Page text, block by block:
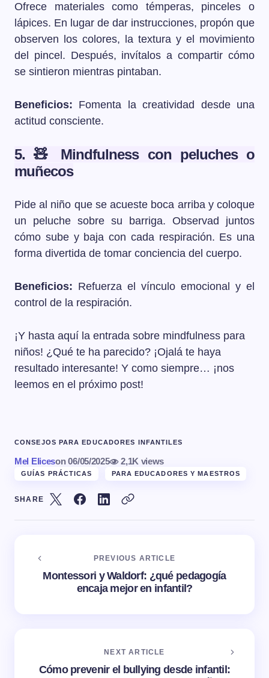
Ofrece materiales como témperas, pinceles o
lápices. En lugar de dar instrucciones, propón que
observen los colores, la textura y el movimiento
del pincel. Después, invítalos a compartir cómo
se sintieron mientras pintaban.
Beneficios: Fomenta la creatividad desde una
actitud consciente.
5. 🧸 Mindfulness con peluches o
muñecos
Pide al niño que se acueste boca arriba y coloque
un peluche sobre su barriga. Observad juntos
cómo sube y baja con cada respiración. Es una
forma divertida de tomar conciencia del cuerpo.
Beneficios: Refuerza el vínculo emocional y el
control de la respiración.
¡Y hasta aquí la entrada sobre mindfulness para
niños! ¿Qué te ha parecido? ¡Ojalá te haya
resultado interesante! Y como siempre… ¡nos
leemos en el próximo post!
CONSEJOS PARA EDUCADORES INFANTILES
Mel Eliceson 06/05/2025 2,1K views
GUÍAS PRÁCTICAS PARA EDUCADORES Y MAESTROS
SHARE
PREVIOUS ARTICLE
Montessori y Waldorf: ¿qué pedagogía
encaja mejor en infantil?
NEXT ARTICLE
Cómo prevenir el bullying desde infantil: